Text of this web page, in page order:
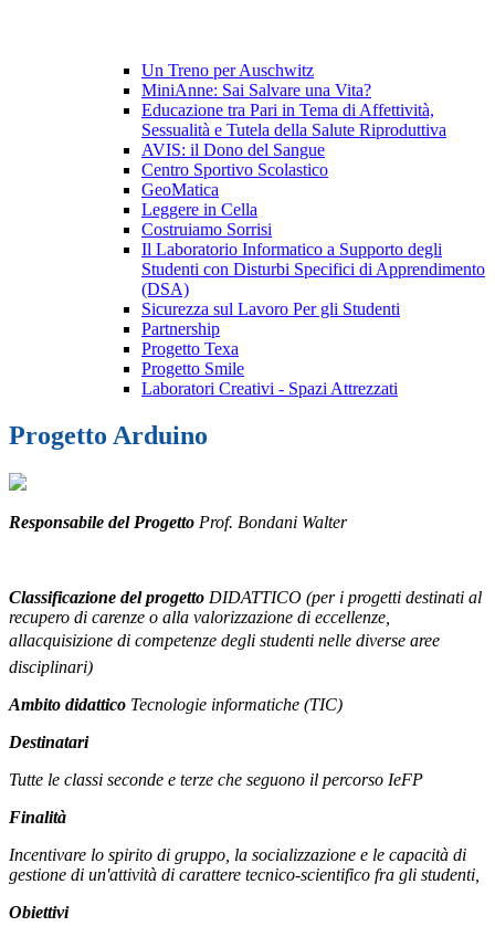
Un Treno per Auschwitz
MiniAnne: Sai Salvare una Vita?
Educazione tra Pari in Tema di Affettività,
Sessualità e Tutela della Salute Riproduttiva
AVIS: il Dono del Sangue
Centro Sportivo Scolastico
GeoMatica
Leggere in Cella
Costruiamo Sorrisi
Il Laboratorio Informatico a Supporto degli
Studenti con Disturbi Specifici di Apprendimento
(DSA)
Sicurezza sul Lavoro Per gli Studenti
Partnership
Progetto Texa
Progetto Smile
Laboratori Creativi - Spazi Attrezzati
Progetto Arduino
Responsabile del Progetto Prof. Bondani Walter
Classificazione del progetto DIDATTICO (per i progetti destinati al
recupero di carenze o alla valorizzazione di eccellenze,
allacquisizione di competenze degli studenti nelle diverse aree
disciplinari)
Ambito didattico Tecnologie informatiche (TIC)
Destinatari
Tutte le classi seconde e terze che seguono il percorso IeFP
Finalità
Incentivare lo spirito di gruppo, la socializzazione e le capacità di
gestione di un'attività di carattere tecnico-scientifico fra gli studenti,
Obiettivi